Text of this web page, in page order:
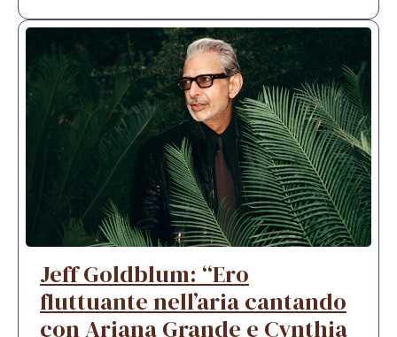
Jeff Goldblum: “Ero
fluttuante nell’aria cantando
con Ariana Grande e Cynthia